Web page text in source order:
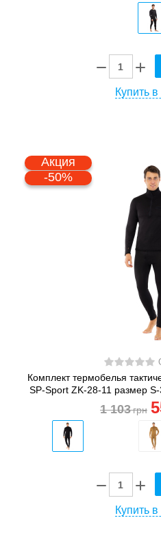
Купить в
Акция
-50%
Комплект термобелья
SP-Sport ZK-28-11 размер
1 103грн
Купить в